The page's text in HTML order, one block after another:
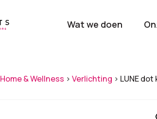
Wat we doen
Home & Wellness > Verlichting > LUNE dot